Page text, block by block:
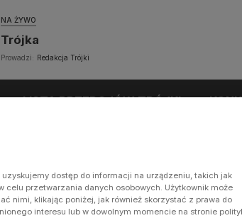
NA ŻYWO
Trójka
Prowadzi: Redakcja Trójki
LISTA PRZEBOJÓW TRÓJKI
dostęp do informacji na urządzeniu, takich jak
celu przetwarzania danych osobowych. Użytkownik może
nimi, klikając poniżej, jak również skorzystać z prawa do
interesu lub w dowolnym momencie na stronie